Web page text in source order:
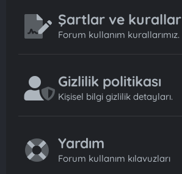
Şartlar ve kurallar
Forum kullanım kurallarımız.
Gizlilik politikası
Kişisel bilgi gizlilik detayları.
Yardım
Forum kullanım kılavuzları